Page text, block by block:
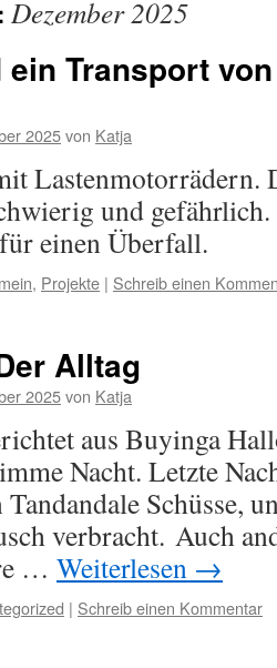
Dezember 2025
Transport
2025von Katja
Lastenmotorrädern.
und
einen Überfall.
, Projekte | Schreib einen
Alltag
2025von Katja
aus Buyinga
Nacht. Letzte
Schüsse,
verbracht. Auch
… Weiterlesen →
| Schreib einen Kommentar